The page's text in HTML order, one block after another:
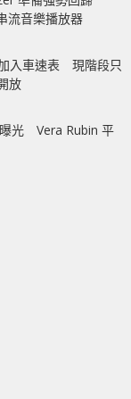
流音樂播放器
入車速表 現階段只
放
光 Vera Rubin 平